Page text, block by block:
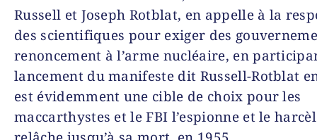
Russell et Joseph Rotblat, en appelle à la
des scientifiques pour exiger des
renoncement à l’arme nucléai­re, en
lancement du manifeste dit Russell-Rotblat
est évidemment une cible de choix pour les
maccarthystes et le FBI l’espionne et le